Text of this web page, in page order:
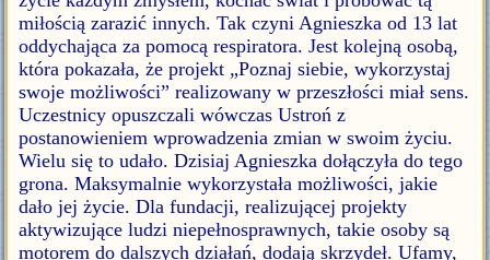
miłością zarazić innych. Tak czyni Agnieszka od 13 lat
oddychająca za pomocą respiratora. Jest kolejną osobą,
która pokazała, że projekt „Poznaj siebie, wykorzystaj
swoje możliwości” realizowany w przeszłości miał sens.
Uczestnicy opuszczali wówczas Ustroń z
postanowieniem wprowadzenia zmian w swoim życiu.
Wielu się to udało. Dzisiaj Agnieszka dołączyła do tego
grona. Maksymalnie wykorzystała możliwości, jakie
dało jej życie. Dla fundacji, realizującej projekty
aktywizujące ludzi niepełnosprawnych, takie osoby są
motorem do dalszych działań, dodają skrzydeł. Ufamy,